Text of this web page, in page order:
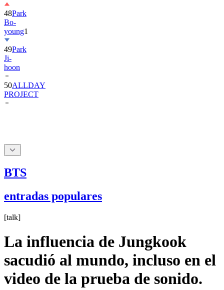
48Park
Bo-
young1
49Park
Ji-
hoon
50ALLDAY
PROJECT
BTS
entradas populares
[talk]
La influencia de Jungkook
sacudió al mundo, incluso en el
video de la prueba de sonido.